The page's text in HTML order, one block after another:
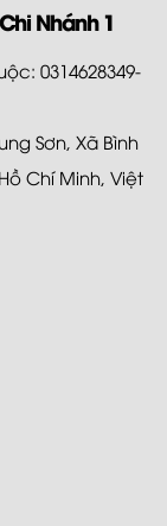
Nhánh 1
0314628349-
Sơn, Xã Bình
Chí Minh, Việt